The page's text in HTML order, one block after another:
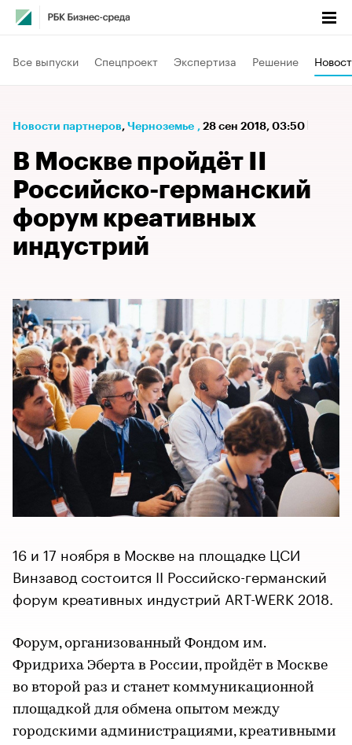
Все выпуски Спецпроект Экспертиза Решение
Новости партнеров⁠, Черноземье , 28 сен 2018, 03:50
В Москве пройдёт II
Российско-германский
форум креативных
индустрий
16 и 17 ноября в Москве на площадке ЦСИ
Винзавод состоится II Российско-германский
форум креативных индустрий ART-WERK 2018.
Форум, организованный Фондом им.
Фридриха Эберта в России, пройдёт в Москве
во второй раз и станет коммуникационной
площадкой для обмена опытом между
городскими администрациями, креативными